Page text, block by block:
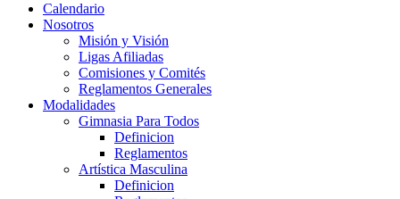
Calendario
Nosotros
Misión y Visión
Ligas Afiliadas
Comisiones y Comités
Reglamentos Generales
Modalidades
Gimnasia Para Todos
Definicion
Reglamentos
Artística Masculina
Definicion